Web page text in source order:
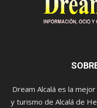
Dream Alcalá es la
y turismo de Alcalá de